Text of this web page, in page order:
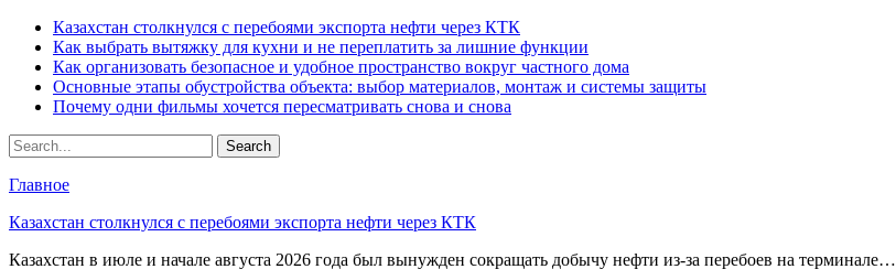
Казахстан столкнулся с перебоями экспорта нефти через КТК
Как выбрать вытяжку для кухни и не переплатить за лишние функции
Как организовать безопасное и удобное пространство вокруг частного дома
Основные этапы обустройства объекта: выбор материалов, монтаж и системы защиты
Почему одни фильмы хочется пересматривать снова и снова
Главное
Казахстан столкнулся с перебоями экспорта нефти через КТК
Казахстан в июле и начале августа 2026 года был вынужден сокращать добычу нефти из-за перебоев на терминале…